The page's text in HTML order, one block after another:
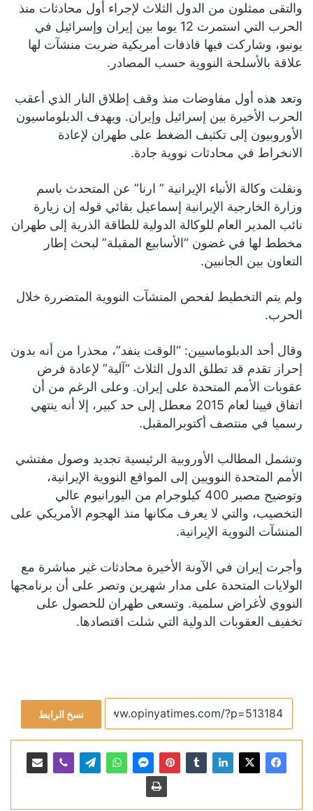
والتقى ممثلون من الدول الثلاث لإجراء أول محادثات منذ
الحرب التي استمرت 12 يوما بين إيران وإسرائيل في
يونيو، وشاركت فيها قاذفات أمريكية ضربت منشآت لها
علاقة بالأسلحة النووية حسب المصادر.
وتعد هذه أول مفاوضات منذ وقف إطلاق النار الذي أعقب
الحرب الأخيرة بين إسرائيل وإيران. ويهدف الدبلوماسيون
الأوروبيون إلى تكثيف الضغط على طهران لإعادة
الانخراط في محادثات نووية جادة.
ونقلت وكالة الأنباء الإيرانية ” ارنا” عن المتحدث باسم
وزارة الخارجية الإيرانية إسماعيل بقائي قوله إن زيارة
نائب المدير العام للوكالة الدولية للطاقة الذرية إلى طهران
مخطط لها في غضون “الأسابيع المقبلة” لبحث إطار
التعاون بين الجانبين.
ولم يتم التخطيط لفحص المنشآت النووية المتضررة خلال
الحرب.
وقال أحد الدبلوماسيين: “الوقت ينفد”، محذرا من أنه بدون
إحراز تقدم قد تطلق الدول الثلاث “آلية” لإعادة فرض
عقوبات الأمم المتحدة على إيران. وعلى الرغم من أن
اتفاق فيينا لعام 2015 معطل إلى حد كبير، إلا أنه ينتهي
رسميا في منتصف أكتوبرالمقبل.
وتشمل المطالب الأوروبية الرئيسية تجديد وصول مفتشي
الأمم المتحدة النوويين إلى المواقع النووية الإيرانية،
وتوضيح مصير 400 كيلوجرام من اليورانيوم عالي
التخصيب، والتي لا يعرف مكانها منذ الهجوم الأمريكي على
المنشآت النووية الإيرانية.
وأجرت إيران في الآونة الأخيرة محادثات غير مباشرة مع
الولايات المتحدة على مدار شهرين وتصر على أن برنامجها
النووي لأغراض سلمية. وتسعى طهران للحصول على
تخفيف العقوبات الدولية التي شلت اقتصادها.
نسخ الرابط